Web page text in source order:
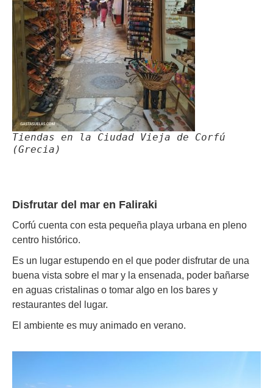
Tiendas en la Ciudad Vieja de Corfú
(Grecia)
Disfrutar del mar en Faliraki
Corfú cuenta con esta pequeña playa urbana en pleno
centro histórico.
Es un lugar estupendo en el que poder disfrutar de una
buena vista sobre el mar y la ensenada, poder bañarse
en aguas cristalinas o tomar algo en los bares y
restaurantes del lugar.
El ambiente es muy animado en verano.